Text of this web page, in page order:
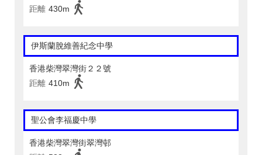
距離 430m
伊斯蘭脫維善紀念中學
香港柴灣翠灣街２２號
距離 410m
聖公會李福慶中學
香港柴灣翠灣街翠灣邨